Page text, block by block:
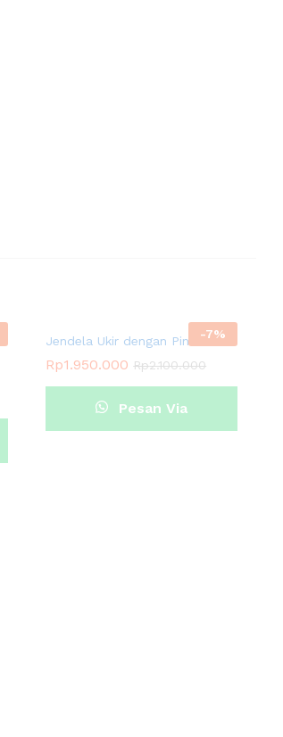
-7%
Jendela Ukir dengan Pintu Kaca
Rp1.950.000 Rp2.100.000
Pesan Via